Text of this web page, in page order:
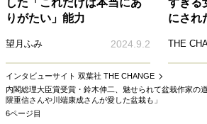
した「これだけは本当にあ
りがたい」能力
望月ふみ 2024.9.2
すぎる
にされ
THE
インタビューサイト 双葉社 THE CHANGE
内閣総理大臣賞受賞・鈴木伸二、魅せられて盆栽作家の
隈重信さんや川端康成さんが愛した盆栽も」
6ページ目